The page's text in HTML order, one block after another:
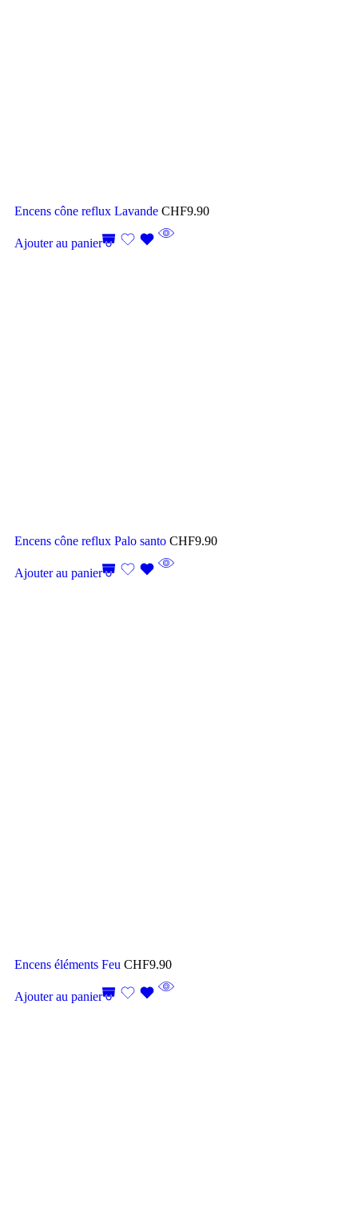
Encens cône reflux Lavande CHF9.90
Ajouter au panier
Encens cône reflux Palo santo CHF9.90
Ajouter au panier
Encens éléments Feu CHF9.90
Ajouter au panier